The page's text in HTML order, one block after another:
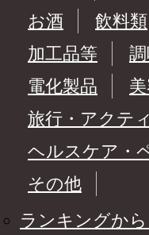
お酒
飲料類
加工品等
電化製品
旅行・アクテ
ヘルスケア・
その他
ランキングか